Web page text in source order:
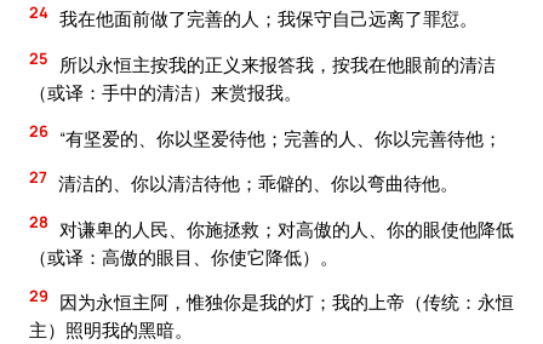
24 我在他面前做了完善的人；我保守自己远离了罪愆。
25
所以永恒主按我的正义来报答我，按我在他眼前的清洁
（或译：手中的清洁）来赏报我。
26 “有坚爱的、你以坚爱待他；完善的人、你以完善待他；
27 清洁的、你以清洁待他；乖僻的、你以弯曲待他。
28
对谦卑的人民、你施拯救；对高傲的人、你的眼使他降低
（或译：高傲的眼目、你使它降低）。
29
因为永恒主阿，惟独你是我的灯；我的上帝（传统：永恒
主）照明我的黑暗。